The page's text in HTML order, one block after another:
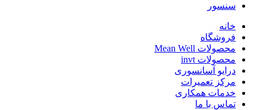
سنسور
خانه
فروشگاه
محصولات Mean Well
محصولات invt
درایو آسانسوری
مرکز تعمیرات
خدمات همکاری
تماس با ما